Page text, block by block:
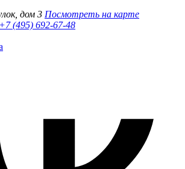
дом 3 Посмотреть на карте
+7 (495) 692-67-48‬